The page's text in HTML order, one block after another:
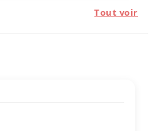
Tout voir